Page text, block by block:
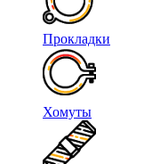
Прокладки
Хомуты